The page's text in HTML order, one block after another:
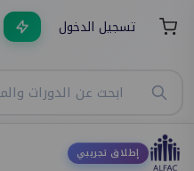
تسجيل الدخول
إطلاق تجريبي